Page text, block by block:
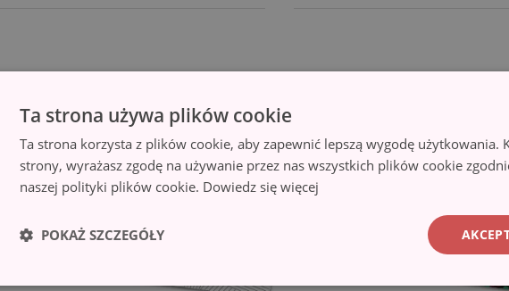
Ta strona używa plików cookie
Ta strona korzysta z plików cookie, aby zapewnić lepszą wygodę użytkowania.
strony, wyrażasz zgodę na używanie przez nas wszystkich plików cookie
naszej polityki plików cookie. Dowiedz się więcej
POKAŻ SZCZEGÓŁY